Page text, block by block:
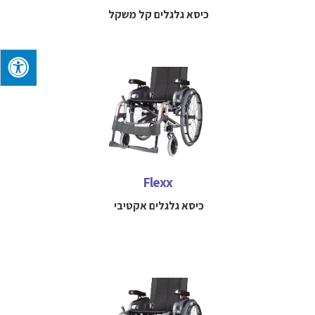
כיסא גלגלים קל משקל
Flexx
כיסא גלגלים אקטיבי
כיסא גלגלים אקטיבי, נוח לשימוש והפעלה הניתן להתאמה
בקלות לפי נוחות המשתמש, צרכיו ונתונים פיזיים כמו גובה,
משקל
למידע נוסף חייגו